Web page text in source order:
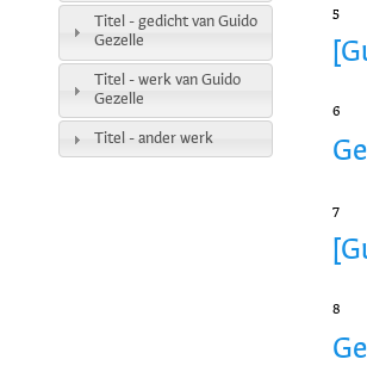
5
6
7
8
Titel - gedicht van Guido
Gezelle
Titel - werk van Guido
Gezelle
Titel - ander werk